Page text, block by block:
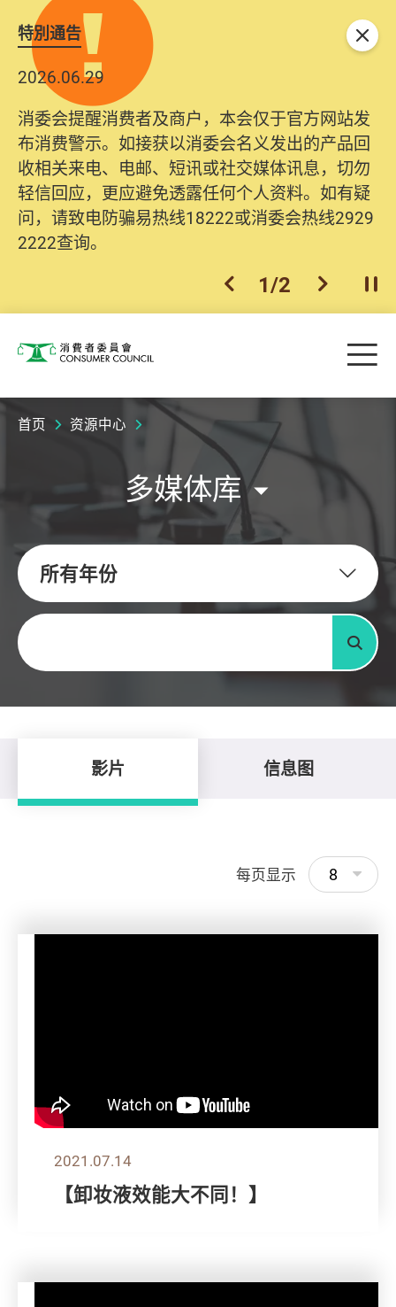
特別通告
2026.06.29
消委会提醒消费者及商户，本会仅于官方网站发
布消费警示。如接获以消委会名义发出的产品回
收相关来电、电邮、短讯或社交媒体讯息，切勿
轻信回应，更应避免透露任何个人资料。如有疑
问，请致电防骗易热线18222或消委会热线2929
2222查询。
2025.10.31
为提升使用者体验及网络安全，本会的投诉处理
系统已经进行升级及推出新功能。由2025年11月
10日起，消费者需要提供基本联络资料（包括姓
名、电邮及电话）注册帐户，才可提交投诉、查
询及建议。所有提交纪录将清晰整合于帐户中，
方便日后作出跟进。
上一个
2/2 下一个开
关闭
消费者委员会 目
首页 资源中心
多媒体库
所有年份
关键字
搜寻
影片 信息图
每页显示 8
2021.07.14
【卸妆液效能大不同！】